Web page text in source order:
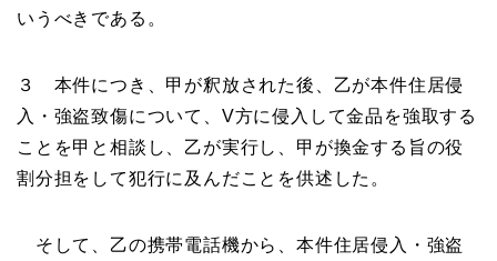
いうべきである。
３ 本件につき、甲が釈放された後、乙が本件住居侵
入・強盗致傷について、V方に侵入して金品を強取する
ことを甲と相談し、乙が実行し、甲が換金する旨の役
割分担をして犯行に及んだことを供述した。
そして、乙の携帯電話機から、本件住居侵入・強盗